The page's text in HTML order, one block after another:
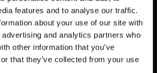
features and to analyse our traffic.
about your use of our site with
and analytics partners who
other information that you’ve
that they’ve collected from your use
【単曲】逆転裁判5 オリジナ
ル・サウンドトラック 『海賊シ
ョーの歌』 ～真実をもぎとる作